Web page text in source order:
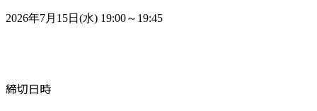
2026年7月15日(水) 19:00～19:45
締切日時